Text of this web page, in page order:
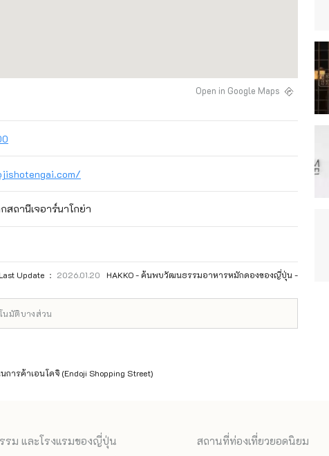
Open in Google Maps
สถานีเจอาร์นาโกย่า
Last Update ： 2026.01.20 HAKKO - ค้นพบวัฒนธรรมอาหารหมักดองของญี่ปุ่น -
นมัติบางส่วน
การค้าเอนโดจิ (Endoji Shopping Street)
รม และโรงแรมของญี่ปุ่น สถานที่ท่องเที่ยวยอดนิยม